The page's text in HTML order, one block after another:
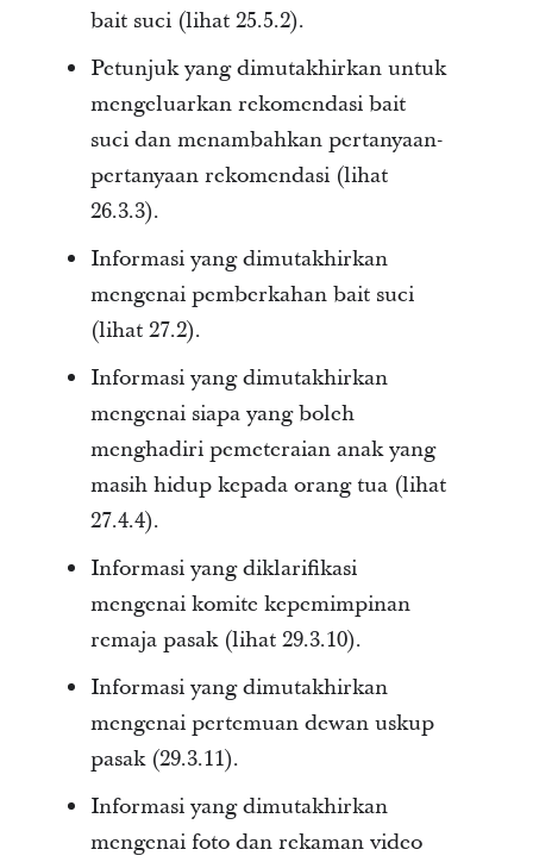
bait suci (lihat 25.5.2).
Petunjuk yang dimutakhirkan untuk
mengeluarkan rekomendasi bait
suci dan menambahkan pertanyaan-
pertanyaan rekomendasi (lihat
26.3.3).
Informasi yang dimutakhirkan
mengenai pemberkahan bait suci
(lihat 27.2).
Informasi yang dimutakhirkan
mengenai siapa yang boleh
menghadiri pemeteraian anak yang
masih hidup kepada orang tua (lihat
27.4.4).
Informasi yang diklarifikasi
mengenai komite kepemimpinan
remaja pasak (lihat 29.3.10).
Informasi yang dimutakhirkan
mengenai pertemuan dewan uskup
pasak (29.3.11).
Informasi yang dimutakhirkan
mengenai foto dan rekaman video